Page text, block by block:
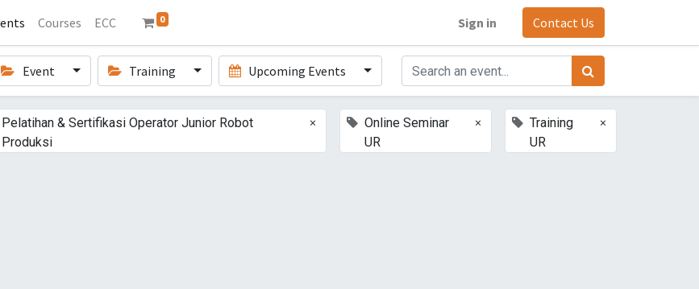
Courses ECC 0 Sign in Contact Us
Event Training Upcoming Events
Pelatihan & Sertifikasi Operator Junior Robot
Produksi
×
Online Seminar
UR
×
Training
UR
×